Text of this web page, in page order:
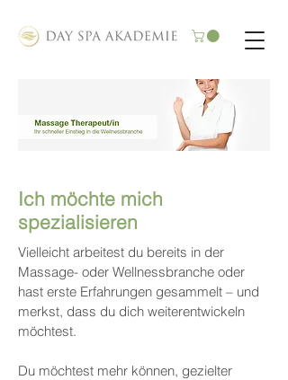
Ich möchte mich
spezialisieren
Vielleicht arbeitest du bereits in der
Massage- oder Wellnessbranche oder
hast erste Erfahrungen gesammelt – und
merkst, dass du dich weiterentwickeln
möchtest.
Du möchtest mehr können, gezielter